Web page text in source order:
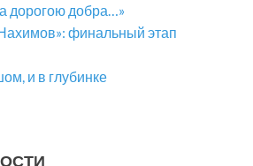
дорогою добра…»
финальный этап
и в глубинке